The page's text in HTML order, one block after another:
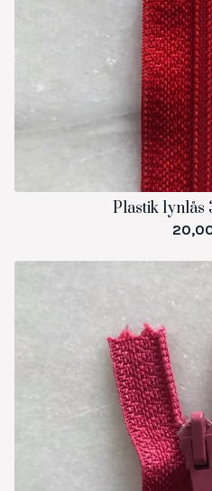
Plastik lynlås